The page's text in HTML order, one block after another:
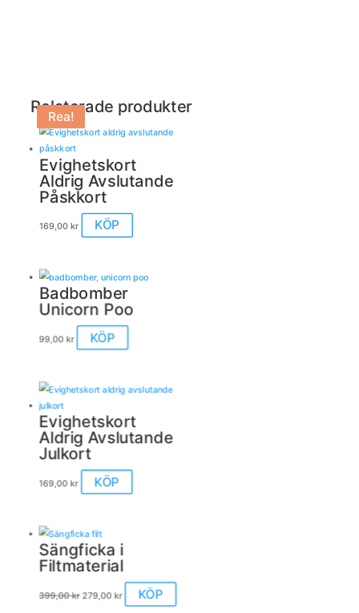
Relaterade produkter
Evighetskort
Aldrig Avslutande
Påskkort
169,00 kr KÖP
Badbomber
Unicorn Poo
99,00 kr KÖP
Evighetskort
Aldrig Avslutande
Julkort
169,00 kr KÖP
Rea!
Sängficka i
Filtmaterial
399,00kr Det
ursprungliga
279,00 kr
nuvarande
KÖP